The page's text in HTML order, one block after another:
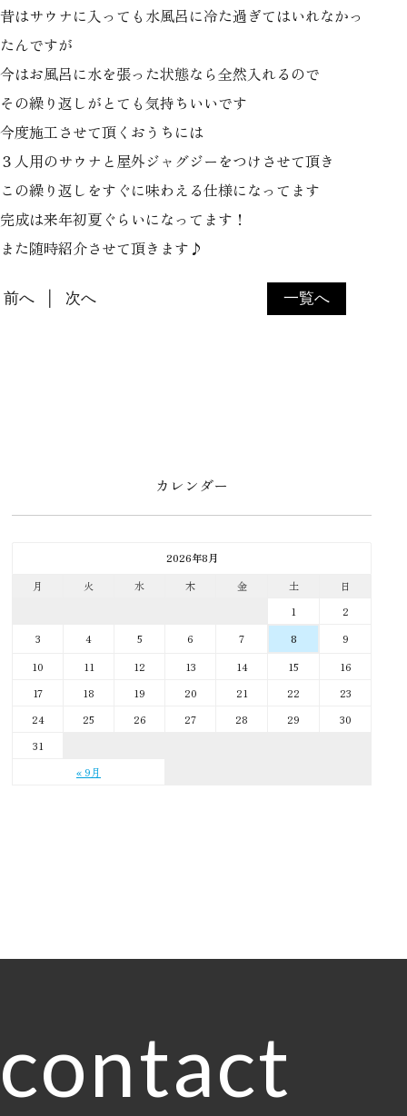
昔はサウナに入っても水風呂に冷た過ぎてはいれなかっ
たんですが
今はお風呂に水を張った状態なら全然入れるので
その繰り返しがとても気持ちいいです
今度施工させて頂くおうちには
３人用のサウナと屋外ジャグジーをつけさせて頂き
この繰り返しをすぐに味わえる仕様になってます
完成は来年初夏ぐらいになってます！
また随時紹介させて頂きます♪
一覧へ
前へ 次へ
カレンダー
2026年8月
月
火 水 木 金 土 日
« 9月
1
2
3
4 5 6 7 8
9
10
11 12 13 14 15
16
17
18 19 20 21 22
23
24
25 26 27 28 29
30
31
contact